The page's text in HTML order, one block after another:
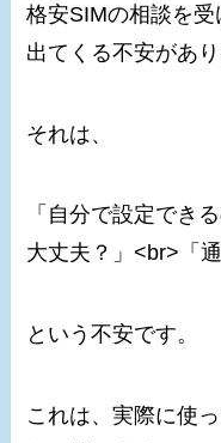
格安SIMの相談を
出てくる不安があり
それは、
「自分で設定でき
大丈夫？」<br>「
という不安です。
これは、実際に使